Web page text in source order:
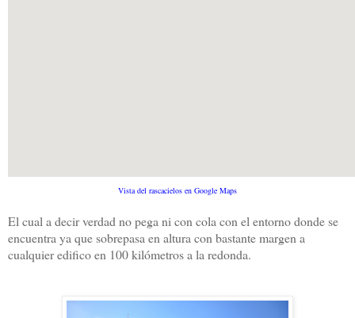
Vista del rascacielos en Google Maps
El cual a decir verdad no pega ni con cola con el entorno donde se
encuentra ya que sobrepasa en altura con bastante margen a
cualquier edifico en 100 kilómetros a la redonda.